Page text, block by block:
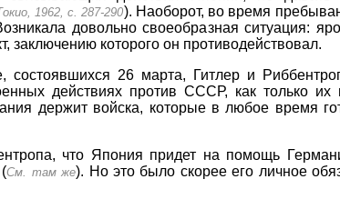
1962, с. 287-290). Наоборот, во время
довольно своеобразная ситуация:
заключению которого он противодействовал.
состоявшихся 26 марта, Гитлер и
действиях против СССР, как только
держит войска, которые в любое время
что Япония придет на помощь
См. там же). Но это было скорее его личное